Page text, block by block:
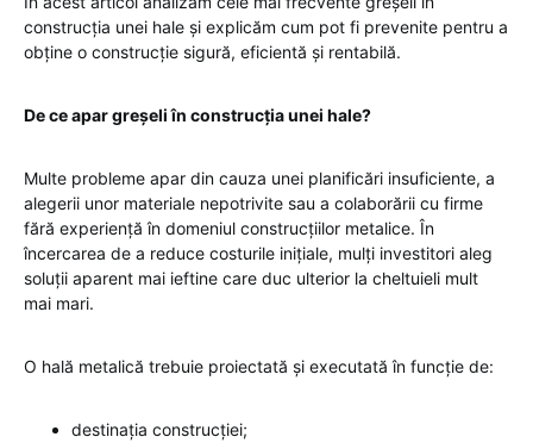
construcția unei hale și explicăm cum pot fi prevenite pentru a
obține o construcție sigură, eficientă și rentabilă.
De ce apar greșeli în construcția unei hale?
Multe probleme apar din cauza unei planificări insuficiente, a
alegerii unor materiale nepotrivite sau a colaborării cu firme
fără experiență în domeniul construcțiilor metalice. În
încercarea de a reduce costurile inițiale, mulți investitori aleg
soluții aparent mai ieftine care duc ulterior la cheltuieli mult
mai mari.
O hală metalică trebuie proiectată și executată în funcție de:
destinația construcției;